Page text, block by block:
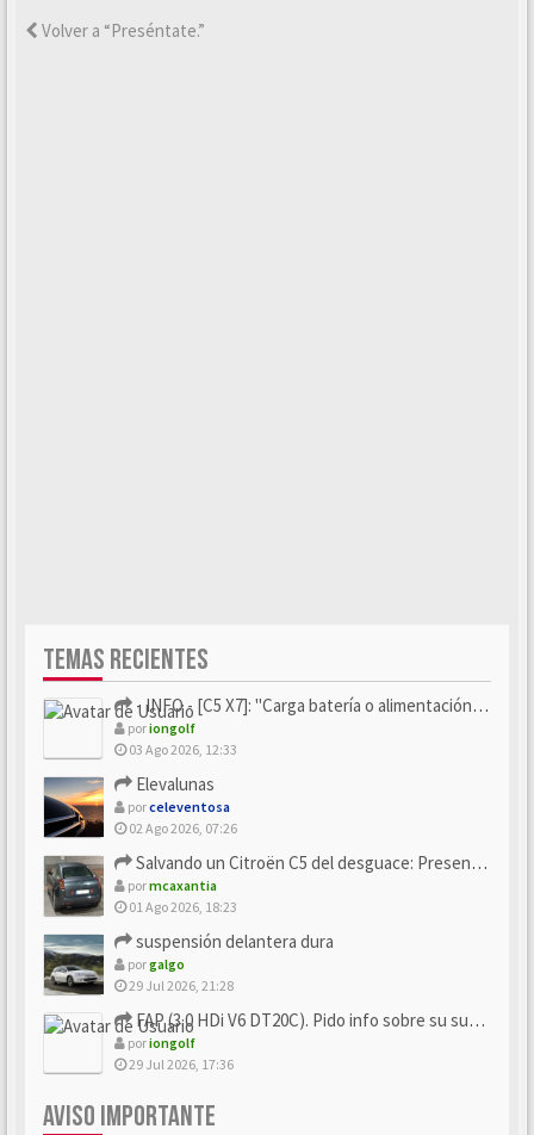
Volver a “Preséntate.”
TEMAS RECIENTES
- INFO - [C5 X7]: "Carga batería o alimentación eléctri...
poriongolf
03 Ago 2026, 12:33
Elevalunas
porceleventosa
02 Ago 2026, 07:26
Salvando un Citroën C5 del desguace: Presentación y seguimiento
pormcaxantia
01 Ago 2026, 18:23
suspensión delantera dura
porgalgo
29 Jul 2026, 21:28
FAP (3.0 HDi V6 DT20C). Pido info sobre su sustitución
poriongolf
29 Jul 2026, 17:36
AVISO IMPORTANTE